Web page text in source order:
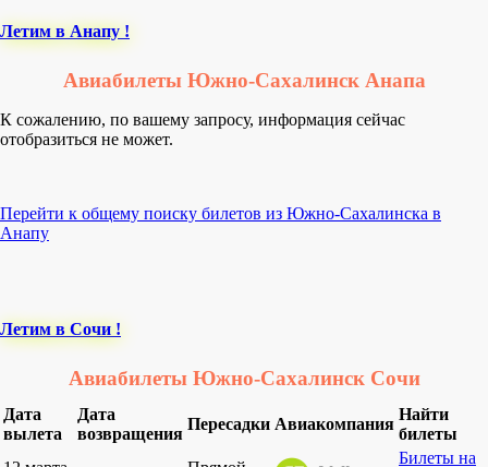
Летим в Анапу !
Авиабилеты Южно-Сахалинск Анапа
К сожалению, по вашему запросу, информация сейчас
отобразиться не может.
Перейти к общему поиску билетов из Южно-Сахалинска в
Анапу
Летим в Сочи !
Авиабилеты Южно-Сахалинск Сочи
Дата
вылета
Дата
возвращения
Пересадки Авиакомпания
Найти
билеты
Билеты на